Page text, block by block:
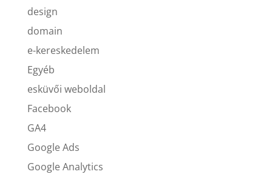
design
domain
e-kereskedelem
Egyéb
esküvői weboldal
Facebook
GA4
Google Ads
Google Analytics